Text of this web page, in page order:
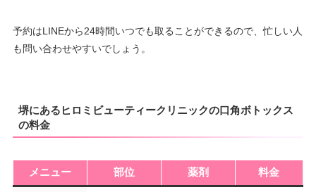
予約はLINEから24時間いつでも取ることができるので、忙しい人
も問い合わせやすいでしょう。
堺にあるヒロミビューティークリニックの口角ボトックス
の料金
メニュー 部位 薬剤 料金